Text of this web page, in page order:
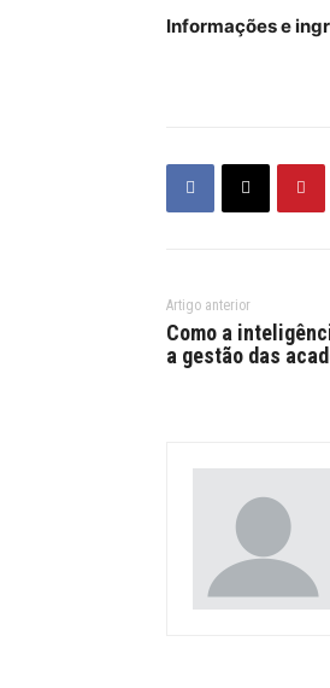
Informações e
Artigo anterior
Como a
a gestão das